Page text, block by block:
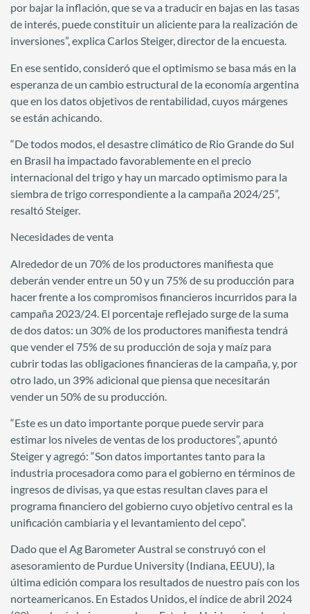
por bajar la inflación, que se va a traducir en bajas en las tasas
de interés, puede constituir un aliciente para la realización de
inversiones”, explica Carlos Steiger, director de la encuesta.
En ese sentido, consideró que el optimismo se basa más en la
esperanza de un cambio estructural de la economía argentina
que en los datos objetivos de rentabilidad, cuyos márgenes
se están achicando.
“De todos modos, el desastre climático de Rio Grande do Sul
en Brasil ha impactado favorablemente en el precio
internacional del trigo y hay un marcado optimismo para la
siembra de trigo correspondiente a la campaña 2024/25”,
resaltó Steiger.
Necesidades de venta
Alrededor de un 70% de los productores manifiesta que
deberán vender entre un 50 y un 75% de su producción para
hacer frente a los compromisos financieros incurridos para la
campaña 2023/24. El porcentaje reflejado surge de la suma
de dos datos: un 30% de los productores manifiesta tendrá
que vender el 75% de su producción de soja y maíz para
cubrir todas las obligaciones financieras de la campaña, y, por
otro lado, un 39% adicional que piensa que necesitarán
vender un 50% de su producción.
“Este es un dato importante porque puede servir para
estimar los niveles de ventas de los productores”, apuntó
Steiger y agregó: “Son datos importantes tanto para la
industria procesadora como para el gobierno en términos de
ingresos de divisas, ya que estas resultan claves para el
programa financiero del gobierno cuyo objetivo central es la
unificación cambiaria y el levantamiento del cepo”.
Dado que el Ag Barometer Austral se construyó con el
asesoramiento de Purdue University (Indiana, EEUU), la
última edición compara los resultados de nuestro país con los
norteamericanos. En Estados Unidos, el índice de abril 2024